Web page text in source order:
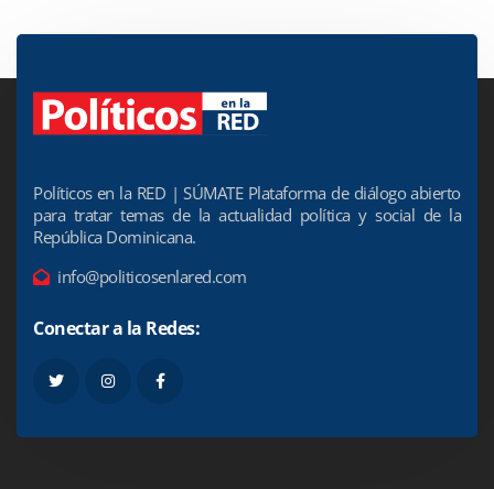
Políticos en la RED | SÚMATE Plataforma de diálogo abierto
para tratar temas de la actualidad política y social de la
República Dominicana.
info@politicosenlared.com
Conectar a la Redes: